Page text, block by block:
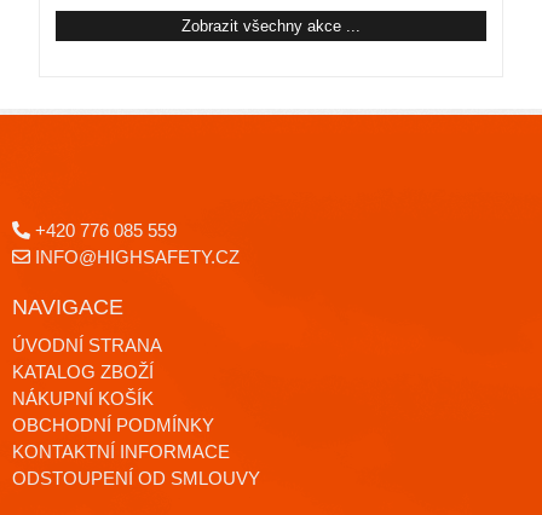
Zobrazit všechny akce ...
+420 776 085 559
INFO@HIGHSAFETY.CZ
NAVIGACE
ÚVODNÍ STRANA
KATALOG ZBOŽÍ
NÁKUPNÍ KOŠÍK
OBCHODNÍ PODMÍNKY
KONTAKTNÍ INFORMACE
ODSTOUPENÍ OD SMLOUVY